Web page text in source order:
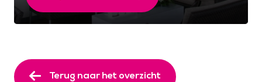
Terug naar het overzicht